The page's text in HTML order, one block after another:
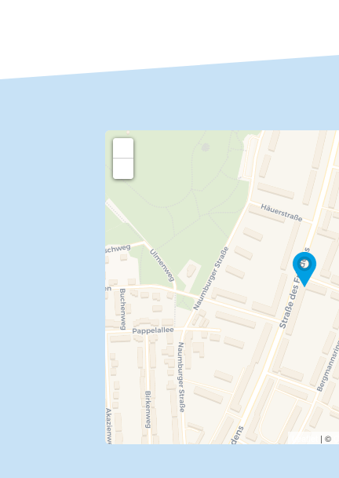
Travelers' Map wird
Wenn du dies siehst,
vollständig geladen wurde,
Dateien.
| ©